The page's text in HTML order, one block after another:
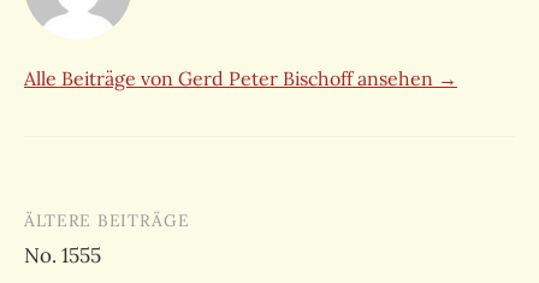
Alle Beiträge von Gerd Peter Bischoff ansehen →
Beitragsnavigation
ÄLTERE BEITRÄGE
No. 1555